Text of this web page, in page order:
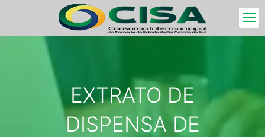
EXTRATO DE
DISPENSA DE